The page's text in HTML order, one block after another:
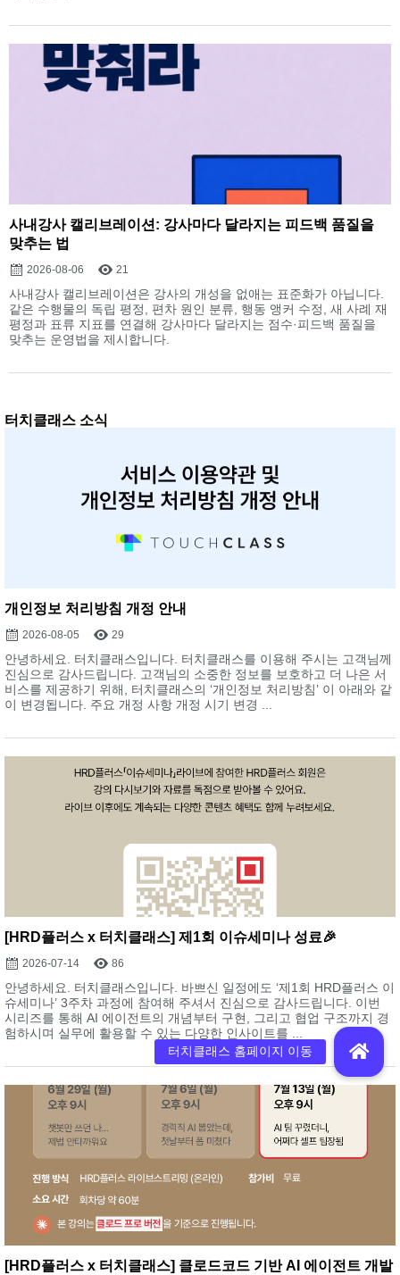
사내강사 캘리브레이션: 강사마다 달라지는 피드백 품질을
맞추는 법
2026-08-06 21
사내강사 캘리브레이션은 강사의 개성을 없애는 표준화가 아닙니다.
같은 수행물의 독립 평정, 편차 원인 분류, 행동 앵커 수정, 새 사례 재
평정과 표류 지표를 연결해 강사마다 달라지는 점수·피드백 품질을
맞추는 운영법을 제시합니다.
터치클래스 소식
개인정보 처리방침 개정 안내
2026-08-05 29
안녕하세요. 터치클래스입니다. 터치클래스를 이용해 주시는 고객님께
진심으로 감사드립니다. 고객님의 소중한 정보를 보호하고 더 나은 서
비스를 제공하기 위해, 터치클래스의 ‘개인정보 처리방침’ 이 아래와 같
이 변경됩니다. 주요 개정 사항 개정 시기 변경 ...
[HRD플러스 x 터치클래스] 제1회 이슈세미나 성료🎉
2026-07-14 86
안녕하세요. 터치클래스입니다. 바쁘신 일정에도 ‘제1회 HRD플러스 이
슈세미나’ 3주차 과정에 참여해 주셔서 진심으로 감사드립니다. 이번
시리즈를 통해 AI 에이전트의 개념부터 구현, 그리고 협업 구조까지 경
험하시며 실무에 활용할 수 있는 다양한 인사이트를 ...
[HRD플러스 x 터치클래스] 클로드코드 기반 AI 에이전트 개발